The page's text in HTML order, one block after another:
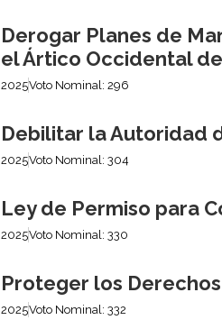
Derogar Planes de
el Ártico Occidental
2025Voto Nominal: 296
Debilitar la Autoridad
2025Voto Nominal: 304
Ley de Permiso para
2025Voto Nominal: 330
Proteger los
2025Voto Nominal: 332